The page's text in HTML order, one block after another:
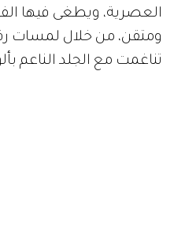
العصرية، ويطغى فيها
ومتقن، من خلال لمسات
تناغمت مع الجلد الناعم